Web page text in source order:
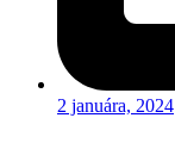
2 januára, 2024